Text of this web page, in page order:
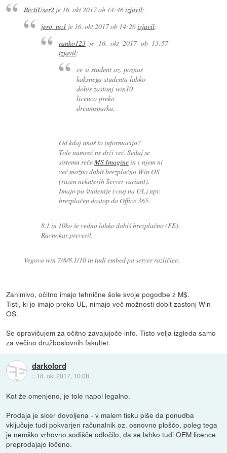
BivšiUser2je 16. okt 2017 ob 14:46izjavil:
jero_no1 je 16. okt 2017 ob 14:26izjavil:
ranko123je 16. okt 2017 ob 13:57
izjavil:
ce si student oz. poznas
kaksnega studenta lahko
dobis zastonj win10
licenco preko
dreamsparka.
Od kdaj imaš to informacijo?
Tole namreč ne drži več. Sedaj se
sistemu rečeMS Imaginein v njem ni
več možno dobit brezplačno Win OS
(razen nekaterih Server variant).
Imajo pa študentje (vsaj na UL) npr.
brezplačen dostop do Office 365.
8.1 in 10ko še vedno lahko dobiš brezplačno (FE).
Ravnokar preveril.
Vegova win 7/8/8.1/10 in tudi embed pa server različice.
Zanimivo, očitno imajo tehnične šole svoje pogodbe z M$.
Tisti, ki jo imajo preko UL, nimajo več možnosti dobit zastonj Win
OS.
Se opravičujem za očitno zavajujoče info. Tisto velja izgleda samo
za večino družboslovnih fakultet.
darkolord
:: 18. okt 2017, 10:08
Kot že omenjeno, je tole napol legalno.
Prodaja je sicer dovoljena - v malem tisku piše da ponudba
vključuje tudi pokvarjen računalnik oz. osnovno ploščo, poleg tega
je nemško vrhovno sodišče odločilo, da se lahko tudi OEM licence
preprodajajo ločeno.